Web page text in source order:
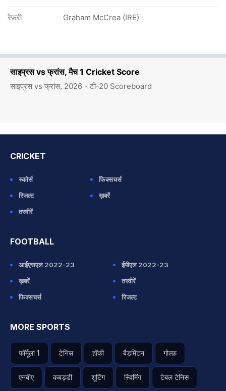
साइप्रस vs फ्रांस, मैच 1 Cricket Score
साइप्रस vs फ्रांस, 2026 - टी-20 Scoreboard
रेफ़री Graham McCrea (IRE)
CRICKET
स्कोर्स
फिक्सचर्स
रिजल्ट
ख़बरें
तस्वीरें
FOOTBALL
आईएसएल 2022-23
ईपीएल 2022-23
ख़बरें
तस्वीरें
फिक्सचर्स
रिजल्ट
MORE SPORTS
फॉर्मूला 1 टेनिस हॉकी बैडमिंटन गोल्फ़
एनबीए कबड्डी शूटिंग स्विमिंग टेबल टेनिस